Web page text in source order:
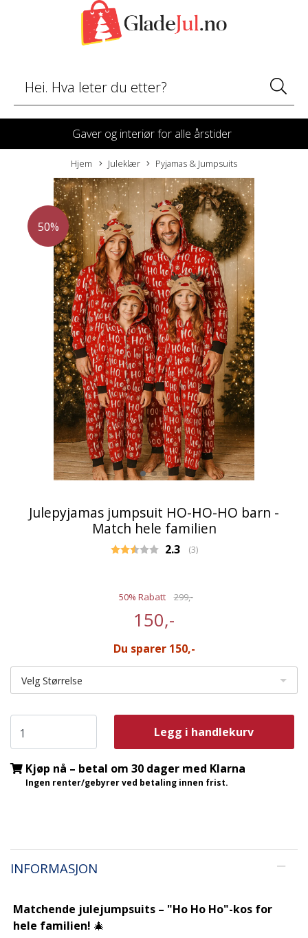
Gaver og interiør for alle årstider
Hjem Juleklær Pyjamas & Jumpsuits
50%
Julepyjamas jumpsuit HO-HO-HO barn -
Match hele familien
Gjennomsnittskarakter:
2.3 (stemmer:
3)
50% Rabatt 299,-
150,-
Du sparer 150,-
Velg Størrelse
Legg i handlekurv
Kjøp nå – betal om 30 dager med Klarna
Ingen renter/gebyrer ved betaling innen frist.
INFORMASJON
Matchende julejumpsuits – "Ho Ho Ho"-kos for
hele familien! 🎄